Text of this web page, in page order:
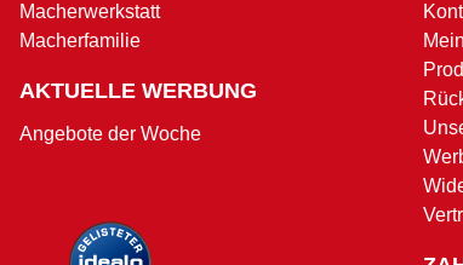
Macherwerkstatt
Macherfamilie
AKTUELLE WERBUNG
Angebote der Woche